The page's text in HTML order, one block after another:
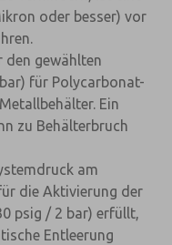
oder besser) vor
den gewählten
für Polycarbonat-
Ein
zu Behälterbruch
am
die Aktivierung der
psig / 2 bar) erfüllt,
Entleerung